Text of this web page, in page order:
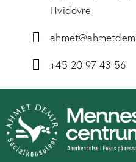
Hvidovre
+45 20 97 43 56